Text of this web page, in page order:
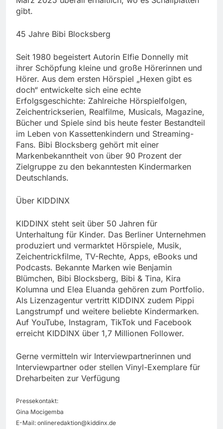
gibt.
45 Jahre Bibi Blocksberg
Seit 1980 begeistert Autorin Elfie Donnelly mit
ihrer Schöpfung kleine und große Hörerinnen und
Hörer. Aus dem ersten Hörspiel „Hexen gibt es
doch“ entwickelte sich eine echte
Erfolgsgeschichte: Zahlreiche Hörspielfolgen,
Zeichentrickserien, Realfilme, Musicals, Magazine,
Bücher und Spiele sind bis heute fester Bestandteil
im Leben von Kassettenkindern und Streaming-
Fans. Bibi Blocksberg gehört mit einer
Markenbekanntheit von über 90 Prozent der
Zielgruppe zu den bekanntesten Kindermarken
Deutschlands.
Über KIDDINX
KIDDINX steht seit über 50 Jahren für
Unterhaltung für Kinder. Das Berliner Unternehmen
produziert und vermarktet Hörspiele, Musik,
Zeichentrickfilme, TV-Rechte, Apps, eBooks und
Podcasts. Bekannte Marken wie Benjamin
Blümchen, Bibi Blocksberg, Bibi & Tina, Kira
Kolumna und Elea Eluanda gehören zum Portfolio.
Als Lizenzagentur vertritt KIDDINX zudem Pippi
Langstrumpf und weitere beliebte Kindermarken.
Auf YouTube, Instagram, TikTok und Facebook
erreicht KIDDINX über 1,7 Millionen Follower.
Gerne vermitteln wir Interviewpartnerinnen und
Interviewpartner oder stellen Vinyl-Exemplare für
Dreharbeiten zur Verfügung
Pressekontakt:
Gina Mocigemba
E-Mail: onlineredaktion@kiddinx.de